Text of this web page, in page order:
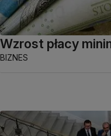
Wzrost płacy
BIZNES